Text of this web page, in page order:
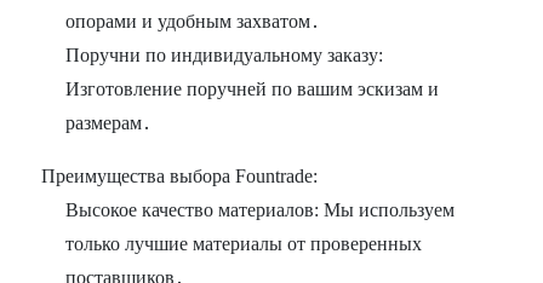
опорами и удобным захватом․
Поручни по индивидуальному заказу:
Изготовление поручней по вашим эскизам и
размерам․
Преимущества выбора Fountrade:
Высокое качество материалов: Мы используем
только лучшие материалы от проверенных
поставщиков․